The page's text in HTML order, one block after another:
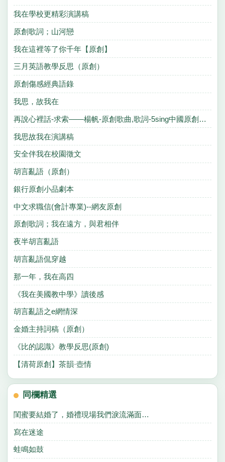
我在學校更精彩演講稿
原創歌詞；山河戀
我在這裡等了你千年【原創】
三月英語教學反思（原創）
原創傷感經典語錄
我思，故我在
再說心裡話-求索——楊帆-原創歌曲,歌詞-5sing中國原創音樂基地
我思故我在演講稿
安全伴我在校園徵文
胡言亂語（原創）
銀行原創小品劇本
中文求職信(會計專業)--網友原創
原創歌詞；我在遠方，與君相伴
夜半胡言亂語
胡言亂語侃穿越
那一年，我在高四
《我在美國教中學》讀後感
胡言亂語之e網情深
金婚主持詞稿（原創）
《比的認識》教學反思(原創)
【清荷原創】茶韻·壺情
同欄精選
閨蜜要結婚了，婚禮現場我們淚流滿面…
寫在迷途
蛙鳴如鼓